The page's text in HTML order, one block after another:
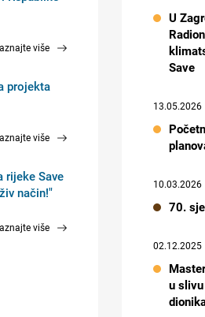
više
projekta
više
rijeke Save
način!"
više
U
Save
13.05.2026
10.03.2026
70.
02.12.2025
u